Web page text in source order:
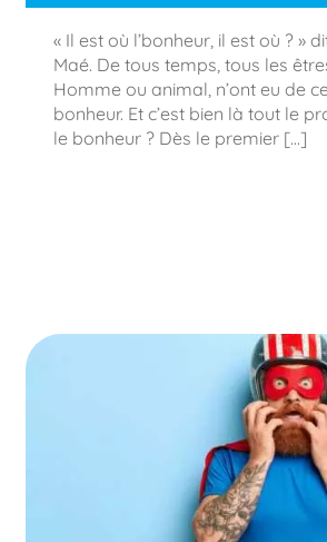
« Il est où l’bonheur, il est où ? »
Maé. De tous temps, tous les
Homme ou animal, n’ont eu de
bonheur. Et c’est bien là tout le
le bonheur ? Dès le premier […]